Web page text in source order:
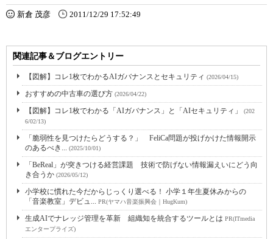
新倉 茂彦 2011/12/29 17:52:49
関連記事＆ブログエントリー
【図解】コレ1枚でわかるAIガバナンスとセキュリティ (2026/04/15)
おすすめの中古車の選び方 (2026/04/22)
【図解】コレ1枚でわかる「AIガバナンス」と「AIセキュリティ」
(202
6/02/13)
「脆弱性を見つけたらどうする？」 FeliCa問題が投げかけた情報開示
のあるべき... (2025/10/01)
「BeReal」が突きつける経営課題 技術で防げない情報漏えいにどう向
き合うか (2026/05/12)
小学校に慣れた今だからじっくり選べる！ 小学１年生夏休みからの
「音楽教室」デビュ... PR(ヤマハ音楽振興会｜HugKum)
生成AIでナレッジ管理を革新 組織知を統合するツールとは PR(ITmedia
エンタープライズ)